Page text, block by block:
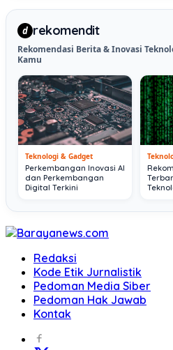
d rekomendit
Rekomendasi Berita & Inovasi
Kamu
Teknologi & Gadget
Perkembangan Inovasi AI
dan Perkembangan
Digital Terkini
Redaksi
Kode Etik Jurnalistik
Pedoman Media Siber
Pedoman Hak Jawab
Kontak